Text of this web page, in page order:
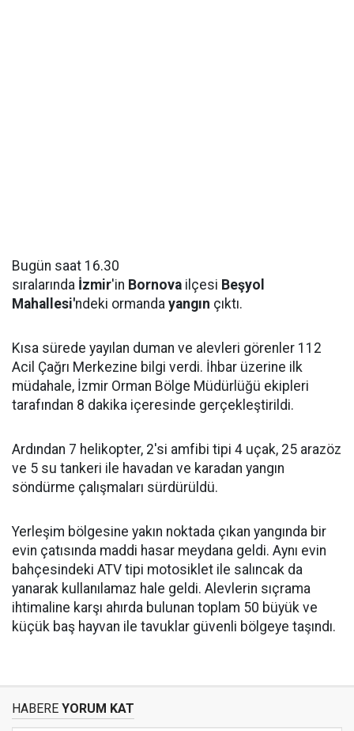
Bugün saat 16.30
sıralarında İzmir'in Bornova ilçesi Beşyol
Mahallesi'ndeki ormanda yangın çıktı.
Kısa sürede yayılan duman ve alevleri görenler 112
Acil Çağrı Merkezine bilgi verdi. İhbar üzerine ilk
müdahale, İzmir Orman Bölge Müdürlüğü ekipleri
tarafından 8 dakika içeresinde gerçekleştirildi.
Ardından 7 helikopter, 2'si amfibi tipi 4 uçak, 25 arazöz
ve 5 su tankeri ile havadan ve karadan yangın
söndürme çalışmaları sürdürüldü.
Yerleşim bölgesine yakın noktada çıkan yangında bir
evin çatısında maddi hasar meydana geldi. Aynı evin
bahçesindeki ATV tipi motosiklet ile salıncak da
yanarak kullanılamaz hale geldi. Alevlerin sıçrama
ihtimaline karşı ahırda bulunan toplam 50 büyük ve
küçük baş hayvan ile tavuklar güvenli bölgeye taşındı.
HABERE YORUM KAT